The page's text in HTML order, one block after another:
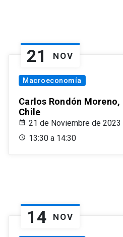
21 NOV
Macroeconomía
Carlos Rondón
Chile
21 de Noviembre de 2023
13:30 a 14:30
14 NOV